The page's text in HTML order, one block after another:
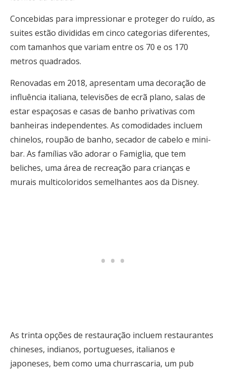
Concebidas para impressionar e proteger do ruído, as
suites estão divididas em cinco categorias diferentes,
com tamanhos que variam entre os 70 e os 170
metros quadrados.
Renovadas em 2018, apresentam uma decoração de
influência italiana, televisões de ecrã plano, salas de
estar espaçosas e casas de banho privativas com
banheiras independentes. As comodidades incluem
chinelos, roupão de banho, secador de cabelo e mini-
bar. As famílias vão adorar o Famiglia, que tem
beliches, uma área de recreação para crianças e
murais multicoloridos semelhantes aos da Disney.
As trinta opções de restauração incluem restaurantes
chineses, indianos, portugueses, italianos e
japoneses, bem como uma churrascaria, um pub